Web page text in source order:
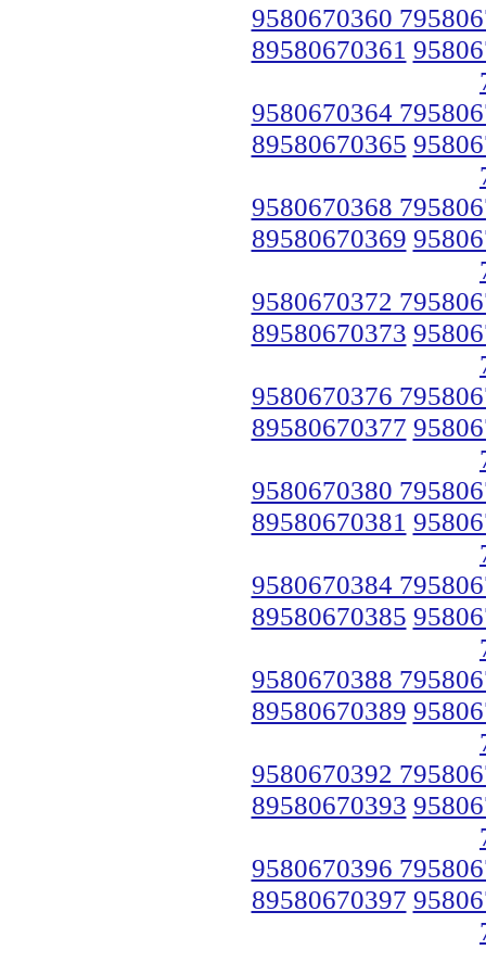
9580670360
89580670361
9580670364
89580670365
9580670368
89580670369
9580670372
89580670373
9580670376
89580670377
9580670380
89580670381
9580670384
89580670385
9580670388
89580670389
9580670392
89580670393
9580670396
89580670397